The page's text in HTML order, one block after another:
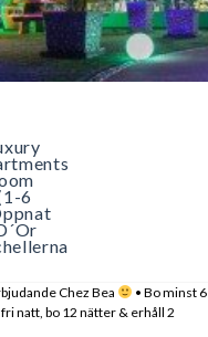
6
Chez Bea
• Bo minst 6
natt, bo 12 nätter & erhåll 2